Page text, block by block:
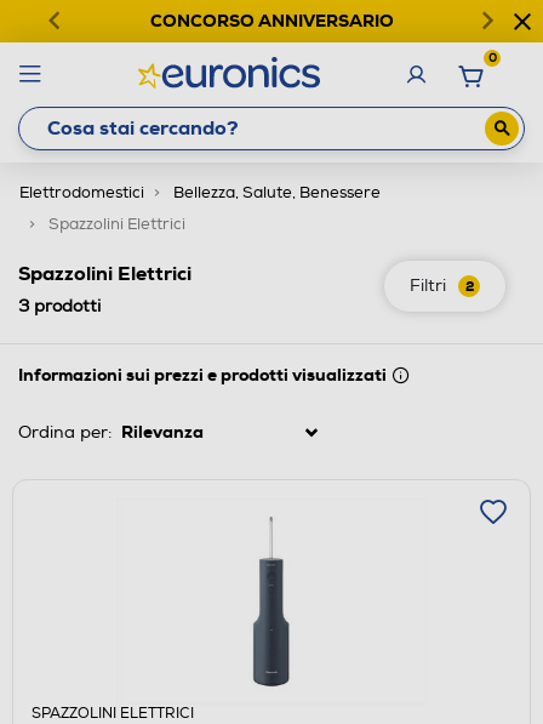
CONCORSO ANNIVERSARIO
0
Elettrodomestici
Bellezza, Salute, Benessere
Spazzolini Elettrici
Filtri 2
Spazzolini Elettrici
3prodotti
Informazioni sui prezzi e prodotti visualizzati
Ordina per:
SPAZZOLINI ELETTRICI